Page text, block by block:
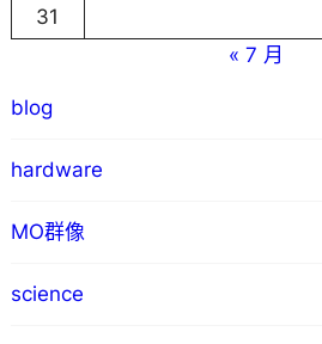
31
« 7 月
blog
hardware
MO群像
science